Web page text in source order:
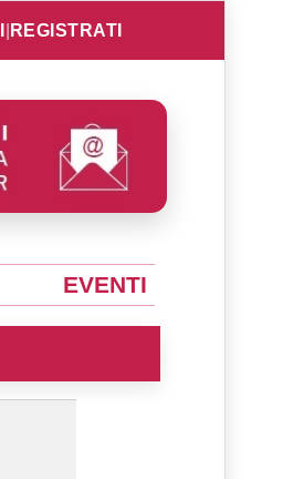
REGISTRATI
EVENTI